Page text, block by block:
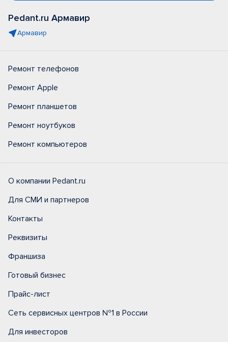
Pedant.ru Армавир
Армавир
Ремонт телефонов
Ремонт Apple
Ремонт планшетов
Ремонт ноутбуков
Ремонт компьютеров
О компании Pedant.ru
Для СМИ и партнеров
Контакты
Реквизиты
Франшиза
Готовый бизнес
Прайс-лист
Сеть сервисных центров №1 в России
Для инвесторов